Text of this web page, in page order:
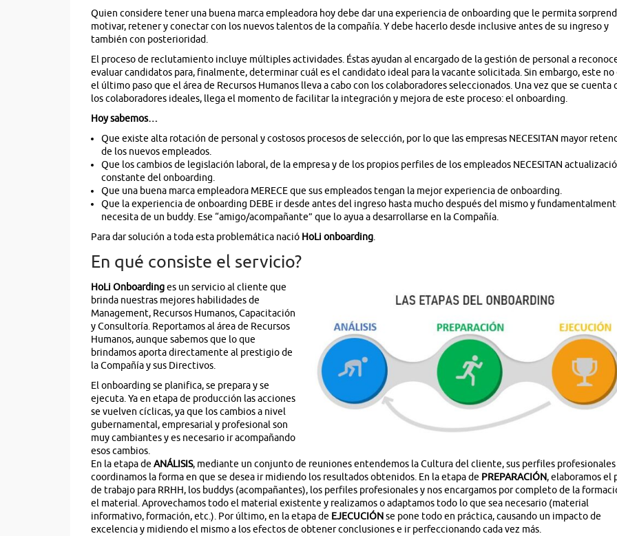
Quien considere tener una buena marca empleadora hoy debe dar una experiencia de onboarding que le permita
motivar, retener y conectar con los nuevos talentos de la compañía. Y debe hacerlo desde inclusive antes de su ingreso y
también con posterioridad.
El proceso de reclutamiento incluye múltiples actividades. Éstas ayudan al encargado de la gestión de personal a
evaluar candidatos para, finalmente, determinar cuál es el candidato ideal para la vacante solicitada. Sin embargo, este no
el último paso que el área de Recursos Humanos lleva a cabo con los colaboradores seleccionados. Una vez que se cuenta
los colaboradores ideales, llega el momento de facilitar la integración y mejora de este proceso: el onboarding.
Hoy sabemos…
Que existe alta rotación de personal y costosos procesos de selección, por lo que las empresas NECESITAN mayor
de los nuevos empleados.
Que los cambios de legislación laboral, de la empresa y de los propios perfiles de los empleados NECESITAN
constante del onboarding.
Que una buena marca empleadora MERECE que sus empleados tengan la mejor experiencia de onboarding.
Que la experiencia de onboarding DEBE ir desde antes del ingreso hasta mucho después del mismo y
necesita de un buddy. Ese “amigo/acompañante” que lo ayua a desarrollarse en la Compañía.
Para dar solución a toda esta problemática nació HoLi onboarding.
En qué consiste el servicio?
HoLi Onboardinges un servicio al cliente que
brinda nuestras mejores habilidades de
Management, Recursos Humanos, Capacitación
y Consultoría. Reportamos al área de Recursos
Humanos, aunque sabemos que lo que
brindamos aporta directamente al prestigio de
la Compañía y sus Directivos.
El onboarding se planifica, se prepara y se
ejecuta. Ya en etapa de producción las acciones
se vuelven cíclicas, ya que los cambios a nivel
gubernamental, empresarial y profesional son
muy cambiantes y es necesario ir acompañando
esos cambios.
En la etapa de ANÁLISIS, mediante un conjunto de reuniones entendemos la Cultura del cliente, sus perfiles profesionales
coordinamos la forma en que se desea ir midiendo los resultados obtenidos. En la etapa de PREPARACIÓN, elaboramos el
de trabajo para RRHH, los buddys (acompañantes), los perfiles profesionales y nos encargamos por completo de la
el material. Aprovechamos todo el material existente y realizamos o adaptamos todo lo que sea necesario (material
informativo, formación, etc.). Por último, en la etapa de EJECUCIÓNse pone todo en práctica, causando un impacto de
excelencia y midiendo el mismo a los efectos de obtener conclusiones e ir perfeccionando cada vez más.